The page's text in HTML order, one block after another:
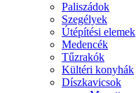
Paliszádok
Szegélyek
Útépítési elemek
Medencék
Tűzrakók
Kültéri konyhák
Díszkavicsok